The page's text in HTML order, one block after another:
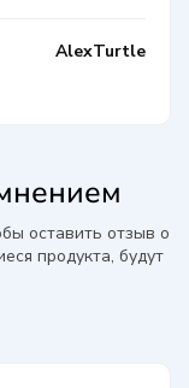
AlexTurtle
оставить отзыв о
продукта, будут